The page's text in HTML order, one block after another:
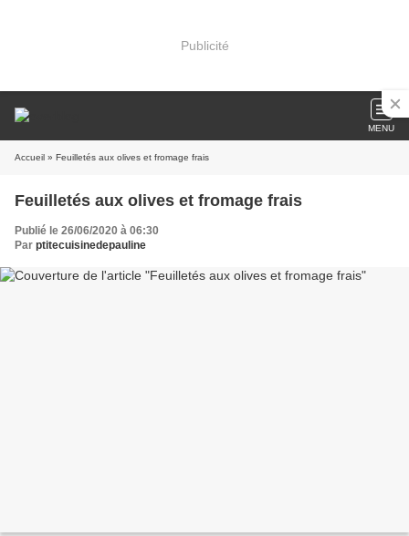
Publicité
MENU
Accueil » Feuilletés aux olives et fromage frais
Feuilletés aux olives et fromage frais
Publié le 26/06/2020 à 06:30
Par ptitecuisinedepauline